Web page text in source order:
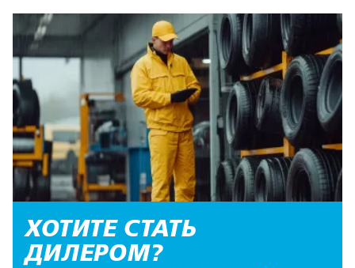
ХОТИТЕ СТАТЬ
ДИЛЕРОМ?